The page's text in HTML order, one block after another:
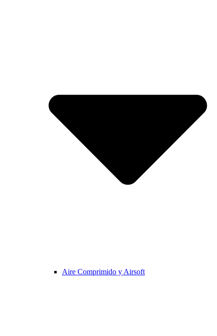
Aire Comprimido y Airsoft